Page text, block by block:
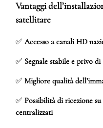
Vantaggi
satellitare
✅ Accesso a canali HD
✅ Segnale stabile e privo
✅ Migliore qualità
✅ Possibilità di ricezione
centralizzati